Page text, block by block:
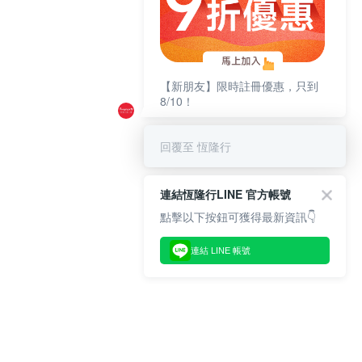
【新朋友】限時註冊優惠，只到
8/10！
回覆至 恆隆行
連結恆隆行LINE 官方帳號
點擊以下按鈕可獲得最新資訊👇
連結 LINE 帳號